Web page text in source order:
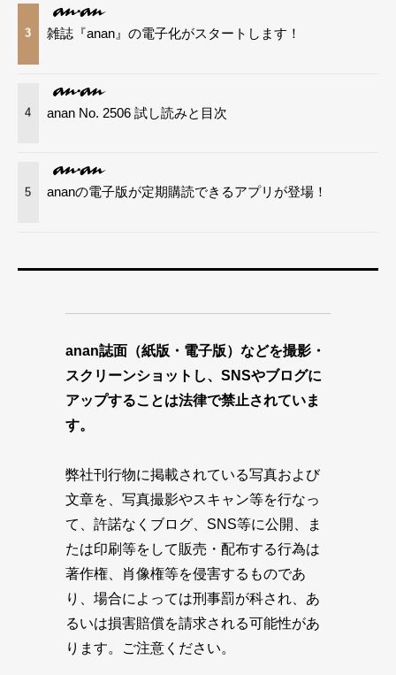
3 雑誌『anan』の電子化がスタートします！
4 anan No. 2506 試し読みと目次
5 ananの電子版が定期購読できるアプリが登場！
anan誌面（紙版・電子版）などを撮影・
スクリーンショットし、SNSやブログに
アップすることは法律で禁止されていま
す。
弊社刊行物に掲載されている写真および
文章を、写真撮影やスキャン等を行なっ
て、許諾なくブログ、SNS等に公開、ま
たは印刷等をして販売・配布する行為は
著作権、肖像権等を侵害するものであ
り、場合によっては刑事罰が科され、あ
るいは損害賠償を請求される可能性があ
ります。ご注意ください。